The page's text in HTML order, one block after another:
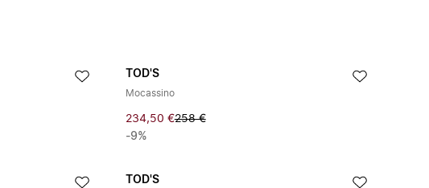
TOD'S
Mocassino
234,50 €258 €
-9%
TOD'S